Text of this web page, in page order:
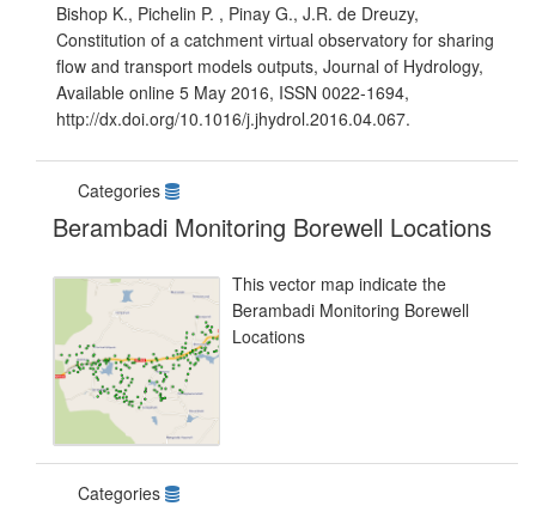
Bishop K., Pichelin P. , Pinay G., J.R. de Dreuzy,
Constitution of a catchment virtual observatory for sharing
flow and transport models outputs, Journal of Hydrology,
Available online 5 May 2016, ISSN 0022-1694,
http://dx.doi.org/10.1016/j.jhydrol.2016.04.067.
Categories
Berambadi Monitoring Borewell Locations
This vector map indicate the
Berambadi Monitoring Borewell
Locations
Categories